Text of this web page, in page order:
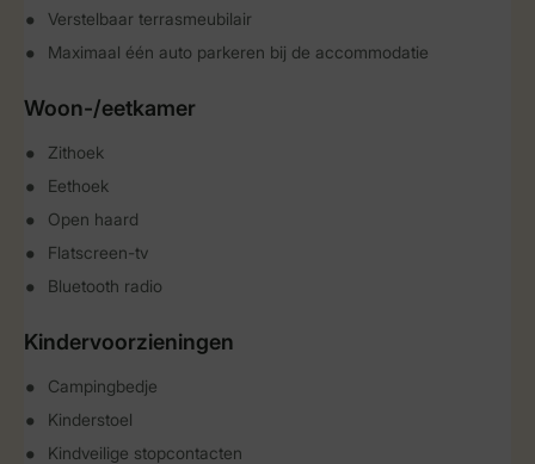
Verstelbaar terrasmeubilair
Maximaal één auto parkeren bij de accommodatie
Woon-/eetkamer
Zithoek
Eethoek
Open haard
Flatscreen-tv
Bluetooth radio
Kindervoorzieningen
Campingbedje
Kinderstoel
Kindveilige stopcontacten